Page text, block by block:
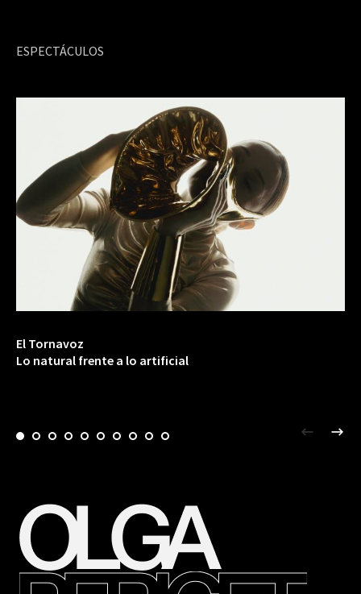
ESPECTÁCULOS
El Tornavoz
Lo natural frente a lo artificial